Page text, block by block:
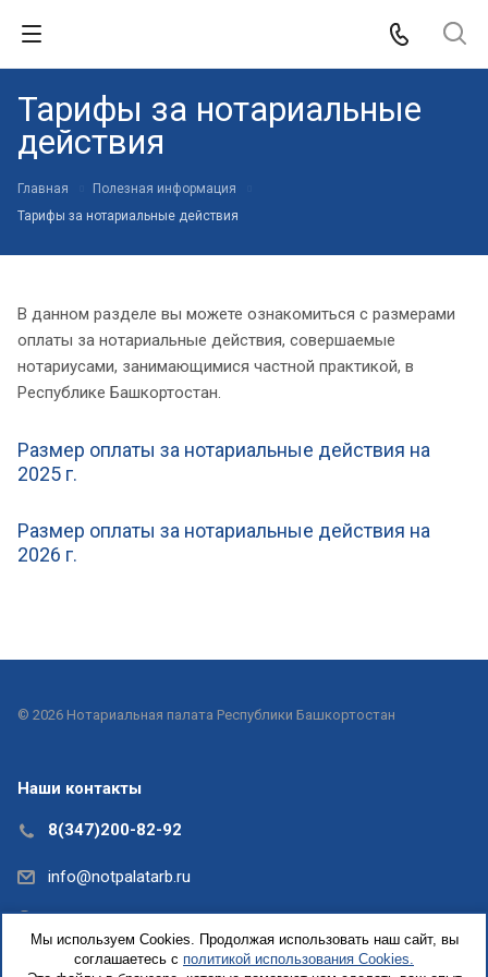
Тарифы за нотариальные
действия
Главная
Полезная информация
Тарифы за нотариальные действия
В данном разделе вы можете ознакомиться с размерами
оплаты за нотариальные действия, совершаемые
нотариусами, занимающимися частной практикой, в
Республике Башкортостан.
Размер оплаты за нотариальные действия на
2025 г.
Размер оплаты за нотариальные действия на
2026 г.
© 2026 Нотариальная палата Республики Башкортостан
Наши контакты
8(347)200-82-92
info@notpalatarb.ru
офис 5
Мы используем Cookies. Продолжая использовать наш сайт, вы
соглашаетесь с политикой использования Cookies.